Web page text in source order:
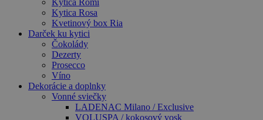
Kytica Rosa
Kvetinový box Ria
Darček ku kytici
Čokolády
Dezerty
Prosecco
Víno
Dekorácie a doplnky
Vonné sviečky
LADENAC Milano / Exclusive
VOLUSPA / kokosový vosk